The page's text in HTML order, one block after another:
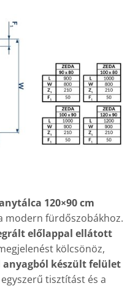
120×90 cm
modern fürdőszobákhoz.
előlappal ellátott
kölcsönöz,
anyagból készült felület
tisztítást és a